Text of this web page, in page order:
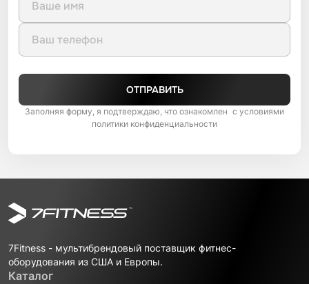
ОТПРАВИТЬ
Заполняя форму, я подтверждаю, что ознакомлен с условиями
политики конфиденциальности
7Fitness - мультибрендовый поставщик фитнес-
оборудования из США и Европы.
Каталог